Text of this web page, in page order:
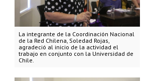
La integrante de la Coordinación Nacional
de la Red Chilena, Soledad Rojas,
agradeció al inicio de la actividad el
trabajo en conjunto con la Universidad de
Chile.